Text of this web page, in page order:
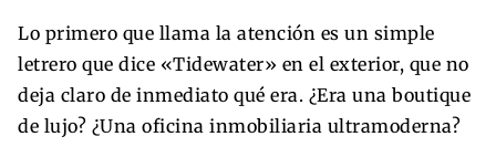
Lo primero que llama la atención es un simple
letrero que dice «Tidewater» en el exterior, que no
deja claro de inmediato qué era. ¿Era una boutique
de lujo? ¿Una oficina inmobiliaria ultramoderna?